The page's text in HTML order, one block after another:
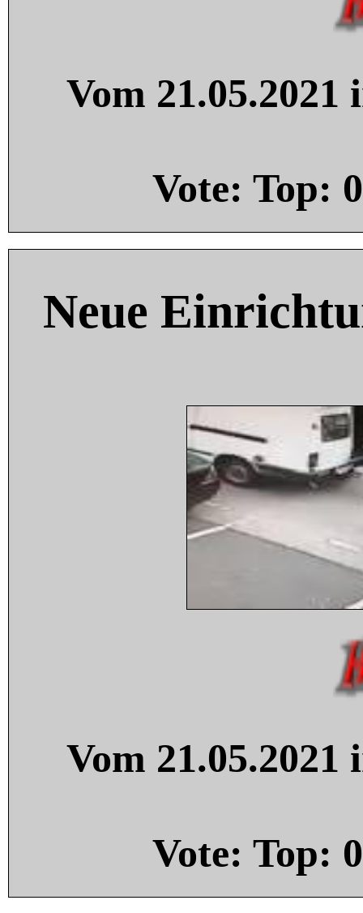
Vom
Vote: Top: 0
Neue
Vom
Vote: Top: 0